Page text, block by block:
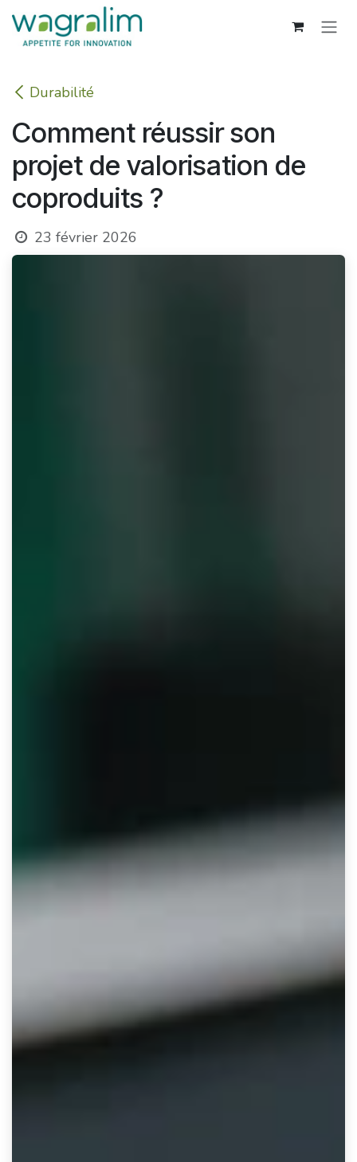
Se rendre au contenu
Durabilité
Comment réussir son
projet de valorisation de
coproduits ?
23 février 2026